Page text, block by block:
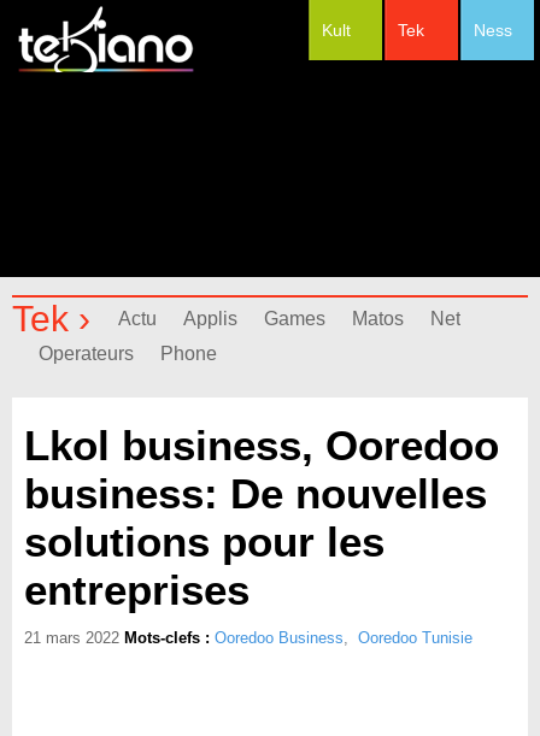
Ness
Tek
Kult
Tek › Actu Applis Games Matos
Net
Operateurs
Phone
Lkol business, Ooredoo
business: De nouvelles
solutions pour les
entreprises
21 mars 2022 Mots-clefs : Ooredoo Business, Ooredoo Tunisie